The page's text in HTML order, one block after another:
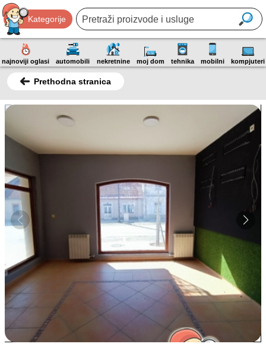
Kategorije
najnoviji oglasi automobili nekretnine moj dom tehnika mobilni kompjuteri
Prethodna stranica